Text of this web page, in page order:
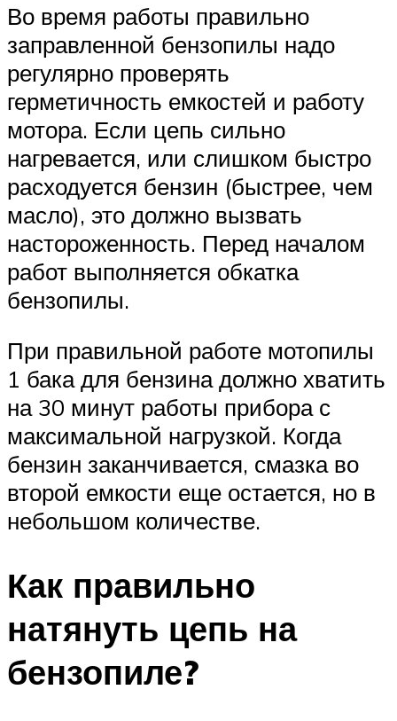
Во время работы правильно
заправленной бензопилы надо
регулярно проверять
герметичность емкостей и работу
мотора. Если цепь сильно
нагревается, или слишком быстро
расходуется бензин (быстрее, чем
масло), это должно вызвать
настороженность. Перед началом
работ выполняется обкатка
бензопилы.
При правильной работе мотопилы
1 бака для бензина должно хватить
на 30 минут работы прибора с
максимальной нагрузкой. Когда
бензин заканчивается, смазка во
второй емкости еще остается, но в
небольшом количестве.
Как правильно
натянуть цепь на
бензопиле?